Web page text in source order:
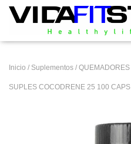
Inicio / Suplementos / QUEMADORES
SUPLES COCODRENE 25 100 CAPS